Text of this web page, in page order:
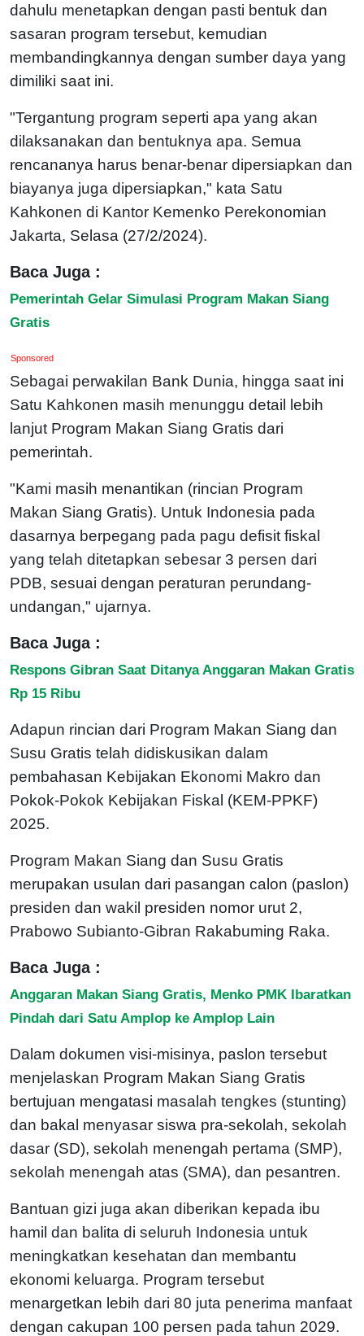
dahulu menetapkan dengan pasti bentuk dan
sasaran program tersebut, kemudian
membandingkannya dengan sumber daya yang
dimiliki saat ini.
"Tergantung program seperti apa yang akan
dilaksanakan dan bentuknya apa. Semua
rencananya harus benar-benar dipersiapkan dan
biayanya juga dipersiapkan," kata Satu
Kahkonen di Kantor Kemenko Perekonomian
Jakarta, Selasa (27/2/2024).
Baca Juga :
Pemerintah Gelar Simulasi Program Makan Siang
Gratis
Sponsored
Sebagai perwakilan Bank Dunia, hingga saat ini
Satu Kahkonen masih menunggu detail lebih
lanjut Program Makan Siang Gratis dari
pemerintah.
"Kami masih menantikan (rincian Program
Makan Siang Gratis). Untuk Indonesia pada
dasarnya berpegang pada pagu defisit fiskal
yang telah ditetapkan sebesar 3 persen dari
PDB, sesuai dengan peraturan perundang-
undangan," ujarnya.
Baca Juga :
Respons Gibran Saat Ditanya Anggaran Makan Gratis
Rp 15 Ribu
Adapun rincian dari Program Makan Siang dan
Susu Gratis telah didiskusikan dalam
pembahasan Kebijakan Ekonomi Makro dan
Pokok-Pokok Kebijakan Fiskal (KEM-PPKF)
2025.
Program Makan Siang dan Susu Gratis
merupakan usulan dari pasangan calon (paslon)
presiden dan wakil presiden nomor urut 2,
Prabowo Subianto-Gibran Rakabuming Raka.
Baca Juga :
Anggaran Makan Siang Gratis, Menko PMK Ibaratkan
Pindah dari Satu Amplop ke Amplop Lain
Dalam dokumen visi-misinya, paslon tersebut
menjelaskan Program Makan Siang Gratis
bertujuan mengatasi masalah tengkes (stunting)
dan bakal menyasar siswa pra-sekolah, sekolah
dasar (SD), sekolah menengah pertama (SMP),
sekolah menengah atas (SMA), dan pesantren.
Bantuan gizi juga akan diberikan kepada ibu
hamil dan balita di seluruh Indonesia untuk
meningkatkan kesehatan dan membantu
ekonomi keluarga. Program tersebut
menargetkan lebih dari 80 juta penerima manfaat
dengan cakupan 100 persen pada tahun 2029.